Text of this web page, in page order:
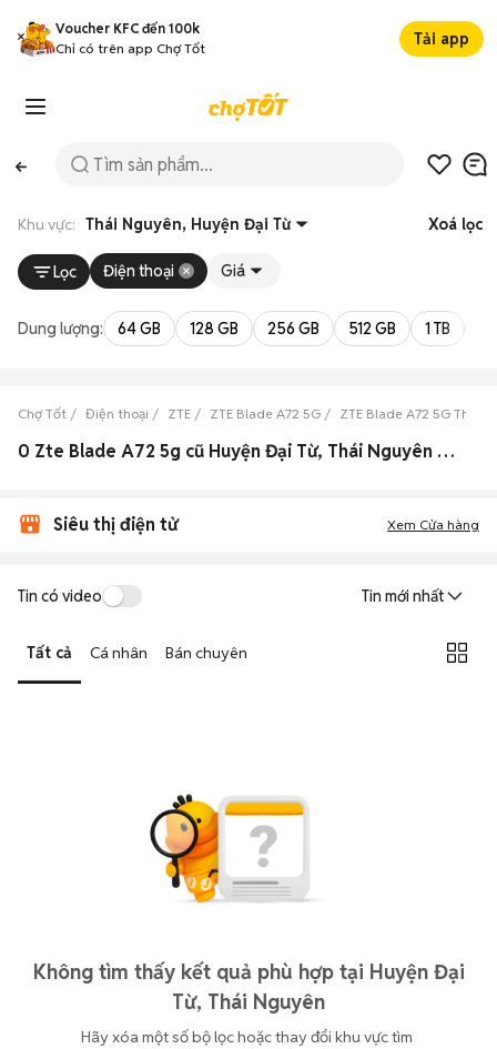
Voucher KFC đến 100k
Chỉ có trên app Chợ Tốt
Tải app
Khu vực: Thái Nguyên, Huyện Đại Từ Xoá lọc
Lọc Điện thoại Giá
Dung lượng: 64 GB 128 GB 256 GB 512 GB 1 TB
Chợ Tốt Điện thoại ZTE ZTE Blade A72 5G ZTE Blade A72 5G Thái
0 Zte Blade A72 5g cũ Huyện Đại Từ, Thái Nguyên đẹp
Siêu thị điện tử Xem Cửa hàng
Tin có video Tin mới nhất
Tất cả Cá nhân Bán chuyên
Không tìm thấy kết quả phù hợp tại Huyện Đại
Từ, Thái Nguyên
Hãy xóa một số bộ lọc hoặc thay đổi khu vực tìm